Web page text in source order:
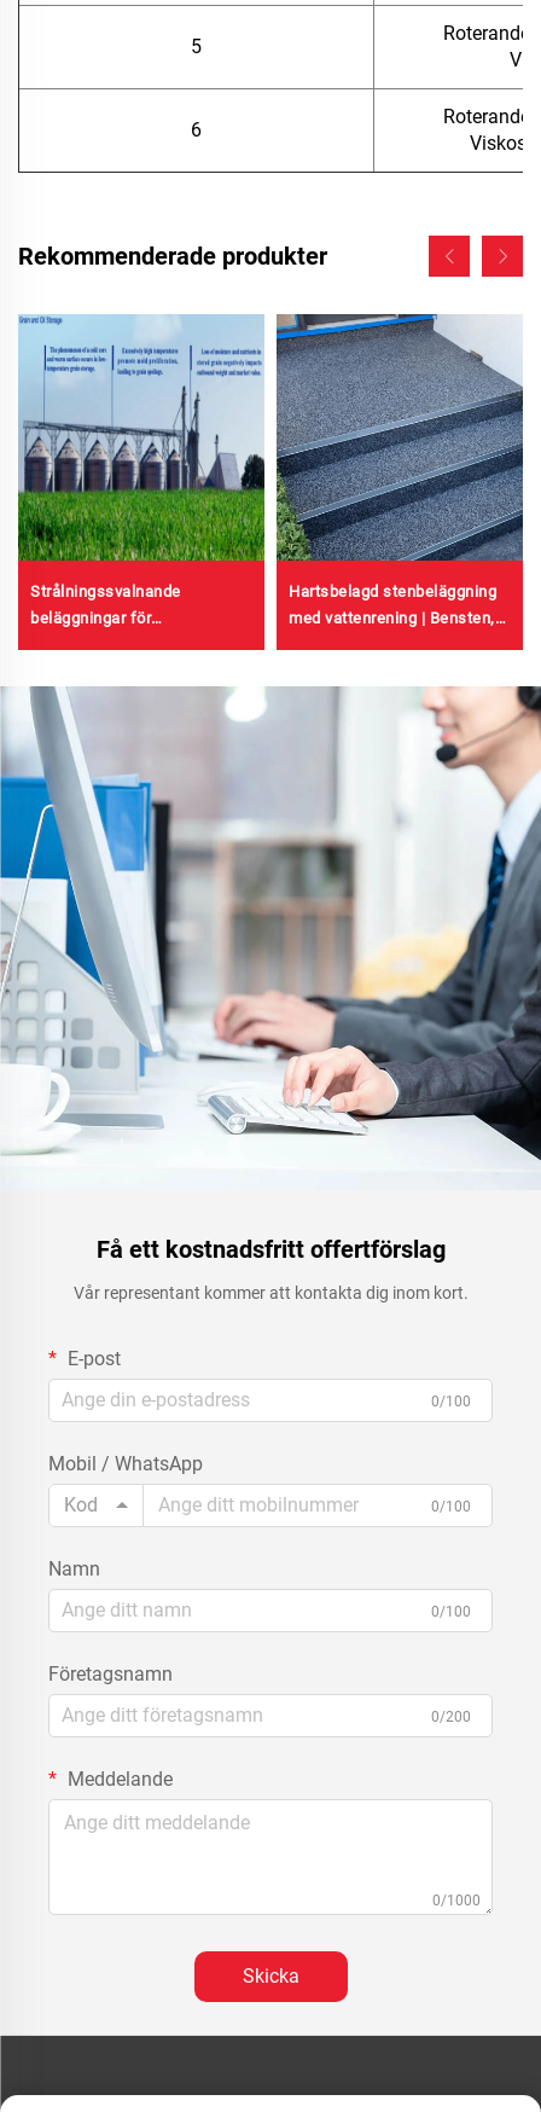
5
Roterande
6
Roterande
Rekommenderade produkter
Strålningssvalnande
beläggningar för
kornlagringsbehållare och
oljelagringsbehållare
Hartsbelagd stenbeläggning
med vattenrening | Bensten,
Få ett kostnadsfritt offertförslag
Vår representant kommer att kontakta dig inom kort.
E-post
0/100
Mobil / WhatsApp
Kod
0/100
Namn
0/100
Företagsnamn
0/200
Meddelande
0/1000
Skicka